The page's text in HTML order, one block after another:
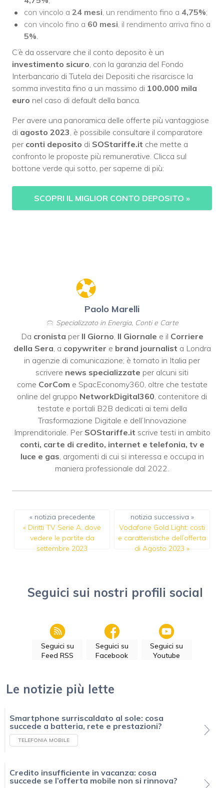
con vincolo a 24 mesi , un rendimento fino a 4,75%;
con vincolo fino a 60 mesi , il rendimento arriva fino a
5%
C’è da osservare che il conto deposito è un
investimento sicuro , con la garanzia del Fondo
Interbancario di Tutela dei Depositi che risarcisce la
somma investita fino a un massimo di 100.000 mila
euro nel caso di default della banca.
Per avere una panoramica delle offerte più vantaggiose
di agosto 2023 , è possibile consultare il comparatore
per conti deposito di SOStariffe.it che mette a
confronto le proposte più remunerative. Clicca sul
bottone verde qui sotto, per saperne di più:
SCOPRI IL MIGLIOR CONTO DEPOSITO »
Paolo Marelli
Specializzato in Energia, Conti e Carte
Da cronista per Il Giorno Il Giornale e il Corriere
della Sera , a copywriter e brand journalist a Londra
in agenzie di comunicazione; è tornato in Italia per
scrivere news specializzate per alcuni siti
come CorCom e SpacEconomy360, oltre che testate
online del gruppo NetworkDigital360 , contenitore di
testate e portali B2B dedicati ai temi della
Trasformazione Digitale e dell’Innovazione
Imprenditoriale. Per SOStariffe.it scrive testi in ambito
conti, carte di credito, internet e telefonia, tv e
luce e gas , argomenti di cui si interessa e occupa in
maniera professionale dal 2022.
« notizia precedente
« Diritti TV Serie A: dove
vedere le partite da
settembre 2023
notizia successiva »
Vodafone Gold Light: costi
e caratteristiche dell’offerta
di Agosto 2023 »
Seguici sui nostri profili social
Seguici su
Feed RSS
Seguici su
Facebook
Seguici su
Youtube
Le notizie più lette
Smartphone surriscaldato al sole: cosa
succede a batteria, rete e prestazioni?
TELEFONIA MOBILE
Credito insufficiente in vacanza: cosa
succede se l’offerta mobile non si rinnova?